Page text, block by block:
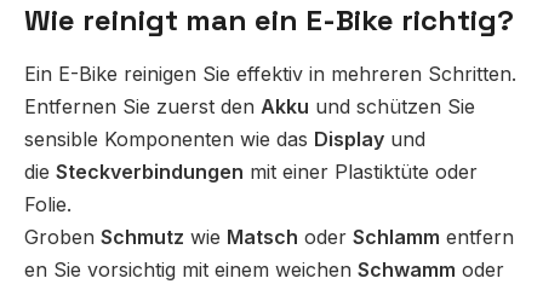
Wie reinigt man ein E-Bike richtig?
Ein E-Bike reinigen Sie effektiv in mehreren Schritten.
Entfernen Sie zuerst den Akku und schützen Sie
sensible Komponenten wie das Display und
die Steckverbindungen mit einer Plastiktüte oder
Folie.
Groben Schmutz wie Matsch oder Schlamm entfern
en Sie vorsichtig mit einem weichen Schwamm oder